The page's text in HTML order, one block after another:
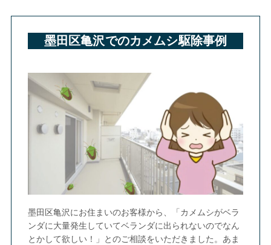
墨田区亀沢でのカメムシ駆除事例
墨田区亀沢にお住まいのお客様から、「カメムシがベラ
ンダに大量発生していてベランダに出られないのでなん
とかして欲しい！」とのご相談をいただきました。あま